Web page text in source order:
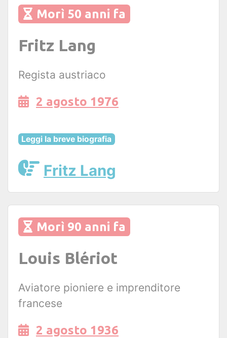
Morì 50 anni fa
Fritz Lang
Regista austriaco
2 agosto 1976
Leggi la breve biografia
Fritz Lang
Morì 90 anni fa
Louis Blériot
Aviatore pioniere e imprenditore
francese
2 agosto 1936